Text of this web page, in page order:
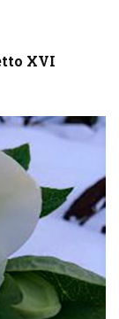
XVI